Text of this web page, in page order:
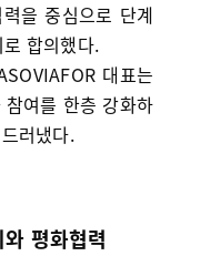
을 중심으로 단계
합의했다.
대표는
여를 한층 강화하
러냈다.
평화협력